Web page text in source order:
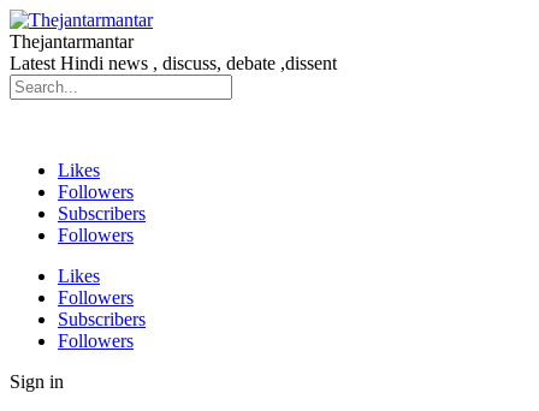
Thejantarmantar
Latest Hindi news , discuss, debate ,dissent
Likes
Followers
Subscribers
Followers
Likes
Followers
Subscribers
Followers
Sign in